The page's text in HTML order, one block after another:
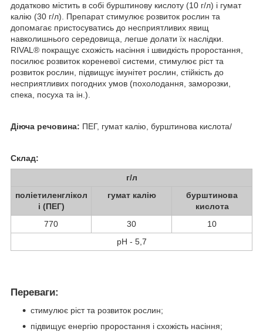
додатково містить в собі бурштинову кислоту (10 г/л) і гумат
калію (30 г/л). Препарат стимулює розвиток рослин та
допомагає пристосуватись до несприятливих явищ
навколишнього середовища, легше долати їх наслідки.
RIVAL® покращує схожість насіння і швидкість проростання,
посилює розвиток кореневої системи, стимулює ріст та
розвиток рослин, підвищує імунітет рослин, стійкість до
несприятливих погодних умов (похолодання, заморозки,
спека, посуха та ін.).
Діюча речовина: ПЕГ, гумат калію, бурштинова кислота/
Склад:
г/л
поліетиленглікол
і (ПЕГ)
гумат калію
бурштинова
кислота
770
30
10
рН - 5,7
Переваги:
стимулює ріст та розвиток рослин;
підвищує енергію проростання і схожість насіння;